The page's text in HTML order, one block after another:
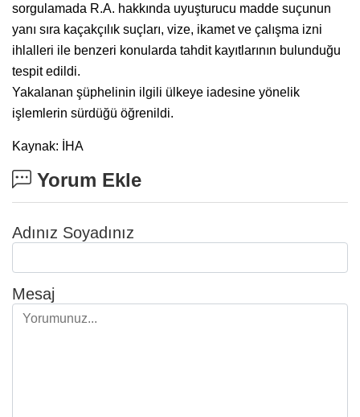
sorgulamada R.A. hakkında uyuşturucu madde suçunun
yanı sıra kaçakçılık suçları, vize, ikamet ve çalışma izni
ihlalleri ile benzeri konularda tahdit kayıtlarının bulunduğu
tespit edildi.
Yakalanan şüphelinin ilgili ülkeye iadesine yönelik
işlemlerin sürdüğü öğrenildi.
Kaynak: İHA
Yorum Ekle
Adınız Soyadınız
Mesaj